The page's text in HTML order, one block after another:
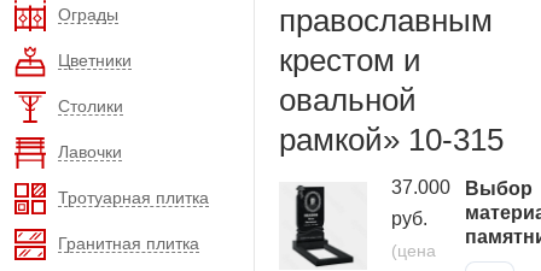
Ограды
Цветники
Столики
Лавочки
Тротуарная плитка
Гранитная плитка
православным
крестом и
овальной
рамкой» 10-315
37.000
руб.
(цена
Выбор